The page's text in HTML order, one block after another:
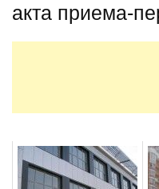
акта приема-